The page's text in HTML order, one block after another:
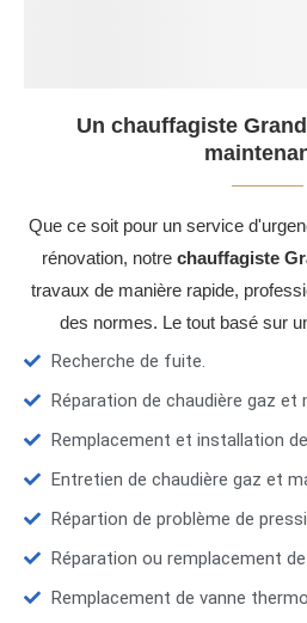
Un chauffagiste
Que ce soit pour un service
rénovation, notre chauffagiste
travaux de manière rapide,
des normes. Le tout basé sur
Recherche de fuite.
Réparation de chaudière gaz et
Remplacement et installation
Entretien de chaudière gaz et
Répartion de problème de
Réparation ou remplacement
Remplacement de vanne